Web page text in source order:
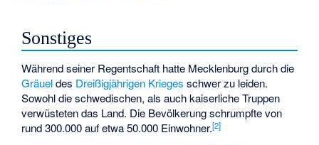
Sonstiges
Während seiner Regentschaft hatte Mecklenburg durch die
Gräueldes Dreißigjährigen Krieges schwer zu leiden.
Sowohl die schwedischen, als auch kaiserliche Truppen
verwüsteten das Land. Die Bevölkerung schrumpfte von
rund 300.000 auf etwa 50.000 Einwohner.[2]